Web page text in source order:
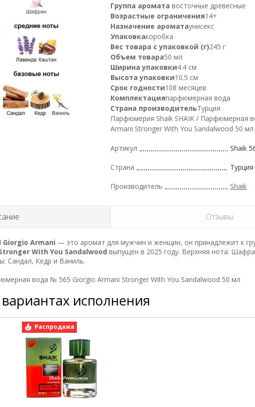
Группа аромата восточные древесные
Возрастные ограничения14+
Назначение ароматаунисекс
Упаковкакоробка
Вес товара с упаковкой (г)245 г
Объем товара50 мл
Ширина упаковки4.4 см
Высота упаковки10.5 см
Срок годности108 месяцев
Комплектацияпарфюмерная вода
Страна производительТурция
Парфюмерия Shaik SHAIK / Парфюмерная
Armani Stronger With You Sandalwood 50 мл
Артикул Shaik
Страна Турция
Производитель Shaik
Отзывы
Giorgio Armani — это аромат для мужчин и женщин, он принадлежит к
With You Sandalwood выпущен в 2025 году. Верхняя нота:
Сандал, Кедр и Ваниль.
вода № 565 Giorgio Armani Stronger With You Sandalwood 50 мл
исполнения
Распродажа